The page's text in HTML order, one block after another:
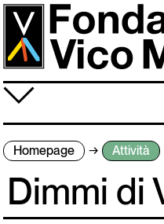
Salta
contenuto
principale
≡
Fondazione
Attività
Vico
Homepage Attività
Dimmi di